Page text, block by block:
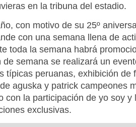
en la tribuna del estadio.
con motivo de su 25º
con una semana llena de
toda la semana habrá
de semana se realizará un
típicas peruanas, exhibición de
aguska y patrick campeones
con la participación de yo soy y
exclusivas.